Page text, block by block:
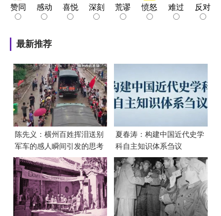
赞同 感动 喜悦 深刻 荒谬 愤怒 难过 反对
最新推荐
陈先义：横州百姓挥泪送别
军车的感人瞬间引发的思考
夏春涛：构建中国近代史学
科自主知识体系刍议